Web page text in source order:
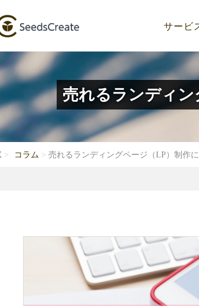
サービ
売れるランディ
コラム 売れるランディングページ（LP）制作